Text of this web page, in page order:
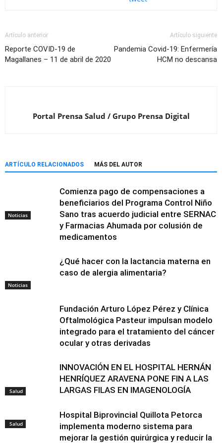
Artículo anterior
Reporte COVID-19 de
Magallanes – 11 de abril de 2020
Artículo siguiente
Pandemia Covid-19: Enfermería
HCM no descansa
Portal Prensa Salud / Grupo Prensa Digital
ARTÍCULO RELACIONADOS MÁS DEL AUTOR
Noticias
Comienza pago de compensaciones a
beneficiarios del Programa Control Niño
Sano tras acuerdo judicial entre SERNAC
y Farmacias Ahumada por colusión de
medicamentos
Noticias
¿Qué hacer con la lactancia materna en
caso de alergia alimentaria?
Salud
Fundación Arturo López Pérez y Clínica
Oftalmológica Pasteur impulsan modelo
integrado para el tratamiento del cáncer
ocular y otras derivadas
Salud
INNOVACIÓN EN EL HOSPITAL HERNÁN
HENRÍQUEZ ARAVENA PONE FIN A LAS
LARGAS FILAS EN IMAGENOLOGÍA
Hospital Biprovincial Quillota Petorca
implementa moderno sistema para
mejorar la gestión quirúrgica y reducir la